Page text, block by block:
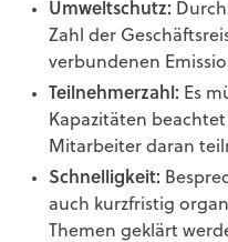
Umweltschutz:
Zahl der
verbundenen
Teilnehmerzahl: Es
Kapazitäten
Mitarbeiter daran
Schnelligkeit:
auch kurzfristig
Themen geklärt